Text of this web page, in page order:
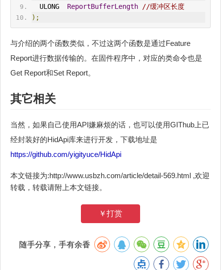
  ULONG
ReportBufferLength
//缓冲区长度
);
与介绍的两个函数类似，不过这两个函数是通过Feature
Report进行数据传输的。在固件程序中，对应的类命令也是
Get Report和Set Report。
其它相关
当然，如果自己使用API嫌麻烦的话，也可以使用GIThub上已
经封装好的HidApi库来进行开发，下载地址是
https://github.com/yigityuce/HidApi
本文链接为:http://www.usbzh.com/article/detail-569.html ,欢迎
转载，转载请附上本文链接。
￥打赏
随手分享，手有余香